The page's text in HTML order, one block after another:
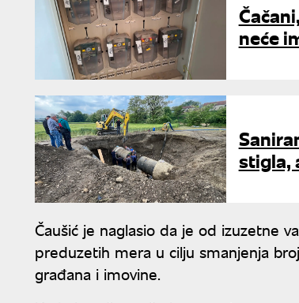
neće
stigla,
Čaušić je naglasio da je od izuzetne
preduzetih mera u cilju smanjenja
građana i imovine.